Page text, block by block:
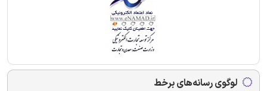
لوگوی رسانه‌های برخط